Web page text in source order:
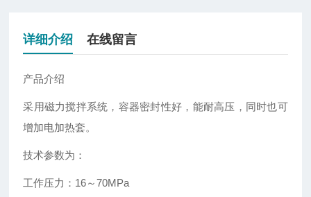
详细介绍 在线留言
产品介绍
采用磁力搅拌系统，容器密封性好，能耐高压，同时也可
增加电加热套。
技术参数为：
工作压力： 16～70MPa